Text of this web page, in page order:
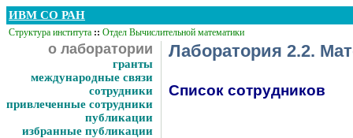
ИВМ СО РАН
Структура института :: Отдел Вычислительной математики
о лаборатории
гранты
международные связи
сотрудники
привлеченные сотрудники
публикации
избранные публикации
Лаборатория 2.2.
Список сотрудников